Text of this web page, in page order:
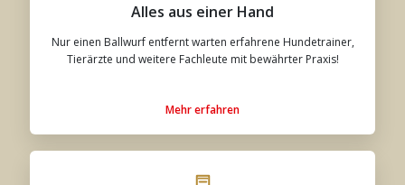
Alles aus einer Hand
Nur einen Ballwurf entfernt warten erfahrene Hundetrainer,
Tierärzte und weitere Fachleute mit bewährter Praxis!
Mehr erfahren